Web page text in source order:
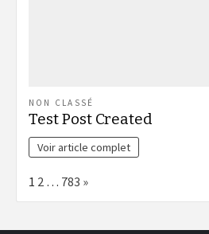
NON CLASSÉ
Test Post Created
Voir article complet
Page:
1 2 … 783 Next
»